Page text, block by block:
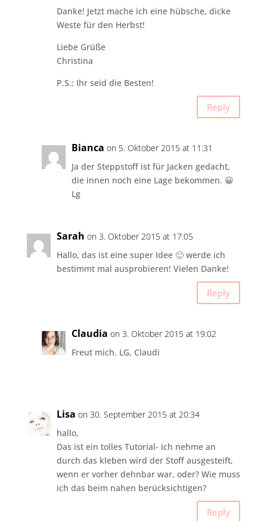
Danke! Jetzt mache ich eine hübsche, dicke
Weste für den Herbst!
Liebe Grüße
Christina
P.S.: Ihr seid die Besten!
Reply
Bianca on 5. Oktober 2015 at 11:31
Ja der Steppstoff ist für Jacken gedacht,
die innen noch eine Lage bekommen. 😀
Lg
Sarah on 3. Oktober 2015 at 17:05
Hallo, das ist eine super Idee 🙂 werde ich
bestimmt mal ausprobieren! Vielen Danke!
Reply
Claudia on 3. Oktober 2015 at 19:02
Freut mich. LG, Claudi
Lisa on 30. September 2015 at 20:34
hallo,
Das ist ein tolles Tutorial- ich nehme an
durch das kleben wird der Stoff ausgesteift,
wenn er vorher dehnbar war, oder? Wie muss
ich das beim nahen berücksichtigen?
Reply